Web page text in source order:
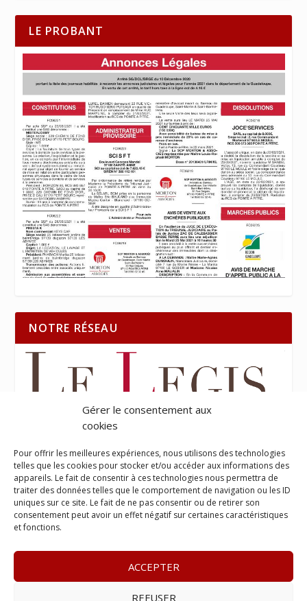
Gérer le consentement aux
cookies
Pour offrir les meilleures expériences, nous utilisons des technologies
telles que les cookies pour stocker et/ou accéder aux informations des
appareils. Le fait de consentir à ces technologies nous permettra de
traiter des données telles que le comportement de navigation ou les ID
uniques sur ce site. Le fait de ne pas consentir ou de retirer son
consentement peut avoir un effet négatif sur certaines caractéristiques
et fonctions.
ACCEPTER
REFUSER
LE PROBANT
NOTRE RÉSEAU